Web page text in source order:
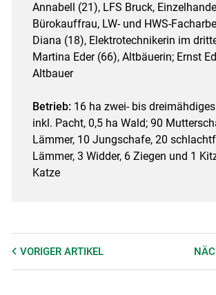
Annabell (21), LFS Bruck,
Bürokauffrau, LW- und HWS-
Diana (18), Elektrotechnikerin im
Martina Eder (66), Altbäuerin; Ernst
Altbauer
Betrieb: 16 ha zwei- bis
inkl. Pacht, 0,5 ha Wald; 90
Lämmer, 10 Jungschafe, 20
Lämmer, 3 Widder, 6 Ziegen und 1
Katze
VORIGER ARTIKEL